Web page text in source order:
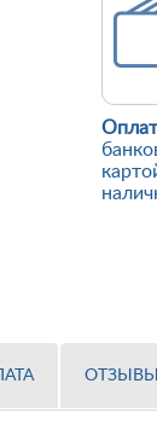
ОТЗЫВЫ